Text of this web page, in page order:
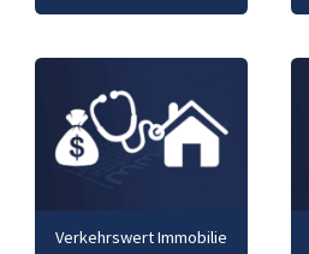
Verkehrswert Immobilie